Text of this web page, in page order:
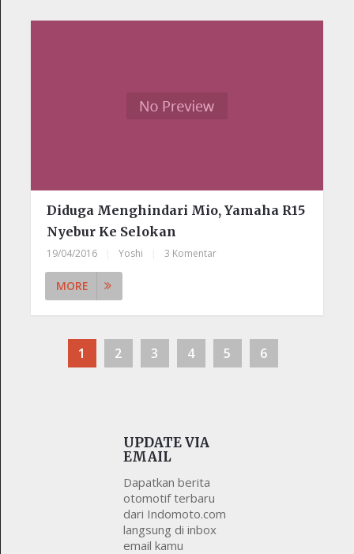
Diduga Menghindari Mio, Yamaha R15
Nyebur Ke Selokan
19/04/2016 Yoshi 3 Komentar
MORE
1 2 3 4 5 6
UPDATE VIA
EMAIL
Dapatkan berita
otomotif terbaru
dari Indomoto.com
langsung di inbox
email kamu